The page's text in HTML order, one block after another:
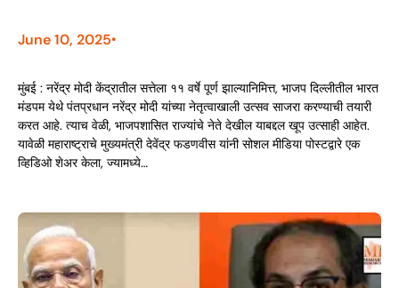
June 10, 2025•
मुंबई : नरेंद्र मोदी केंद्रातील सत्तेला ११ वर्षे पूर्ण झाल्यानिमित्त, भाजप दिल्लीतील भारत
मंडपम येथे पंतप्रधान नरेंद्र मोदी यांच्या नेतृत्वाखाली उत्सव साजरा करण्याची तयारी
करत आहे. त्याच वेळी, भाजपशासित राज्यांचे नेते देखील याबद्दल खूप उत्साही आहेत.
यावेळी महाराष्ट्राचे मुख्यमंत्री देवेंद्र फडणवीस यांनी सोशल मीडिया पोस्टद्वारे एक
व्हिडिओ शेअर केला, ज्यामध्ये…